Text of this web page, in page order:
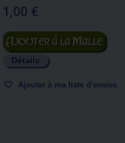
1,00 €
Ajouter au panier
Détails
Ajouter à ma liste d'envies